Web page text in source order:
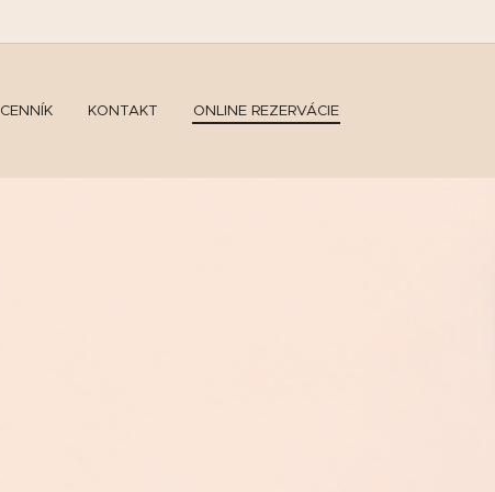
CENNÍK KONTAKT ONLINE REZERVÁCIE